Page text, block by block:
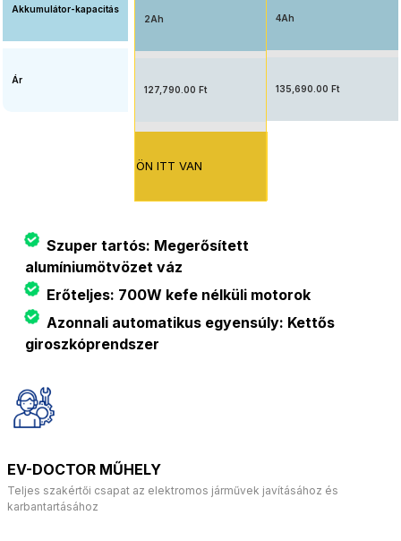
Akkumulátor-kapacitás
Ár
2Ah
127,790.00 Ft
ÖN ITT VAN
4Ah
135,690.00 Ft
Szuper tartós: Megerősített
alumíniumötvözet váz
Erőteljes: 700W kefe nélküli motorok
Azonnali automatikus egyensúly: Kettős
giroszkóprendszer
EV-DOCTOR MŰHELY
Teljes szakértői csapat az elektromos járművek javításához és
karbantartásához